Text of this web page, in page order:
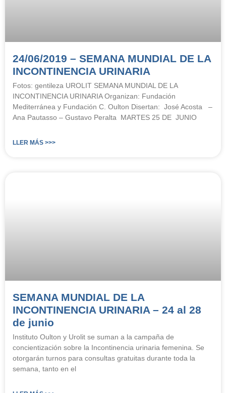
24/06/2019 – SEMANA MUNDIAL DE LA
INCONTINENCIA URINARIA
Fotos: gentileza UROLIT SEMANA MUNDIAL DE LA
INCONTINENCIA URINARIA Organizan: Fundación
Mediterránea y Fundación C. Oulton Disertan: José Acosta –
Ana Pautasso – Gustavo Peralta MARTES 25 DE JUNIO
LLER MÁS >>>
SEMANA MUNDIAL DE LA
INCONTINENCIA URINARIA – 24 al 28
de junio
Instituto Oulton y Urolit se suman a la campaña de
concientización sobre la Incontinencia urinaria femenina. Se
otorgarán turnos para consultas gratuitas durante toda la
semana, tanto en el